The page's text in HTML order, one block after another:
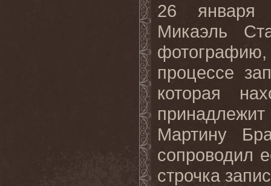
26
Микаэль
процессе
которая
Мартину
сопроводил
строчка